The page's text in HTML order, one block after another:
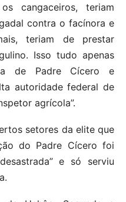
cangaceiros, teriam
contra o facínora e
teriam de prestar
Isso tudo apenas
de Padre Cícero e
autoridade federal de
agrícola”.
setores da elite que
do Padre Cícero foi
e só serviu